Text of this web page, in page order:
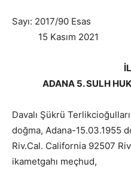
Sayı:
15 Kasım 2021
ADANA 5. SULH
Davalı Şükrü
doğma, Adana-15.03.1955
Riv.Cal. California 92507
ikametgahı meçhud,